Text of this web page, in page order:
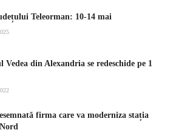
Teleorman: 10-14 mai
Vedea din Alexandria se redeschide pe 1
firma care va moderniza stația